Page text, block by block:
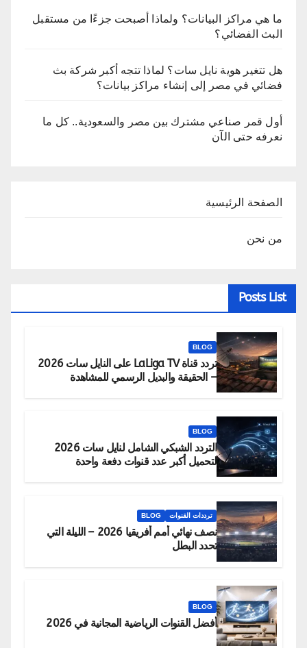
ما هي مراكز البيانات؟ ولماذا أصبحت جزءًا من مستقبل
البث الفضائي؟
هل تتغير هوية نايل سات؟ لماذا تتجه أكبر شركة بث
فضائي في مصر إلى إنشاء مراكز بيانات؟
أول قمر صناعي مشترك بين مصر والسعودية.. كل ما
نعرفه حتى الآن
الصفحة الرئيسية
من نحن
Posts List
BLOG
تردد قناة LaLiga TV على النايل سات 2026
– الحقيقة والبديل الرسمي للمشاهدة
BLOG
التردد الشبكي الشامل لنايل سات 2026
لتحميل أكبر عدد قنوات دفعة واحدة
ترددات القنوات BLOG
نصف نهائي أمم أفريقيا 2026 – الليلة التي
تحدد البطل
BLOG
أفضل القنوات الرياضية المجانية في 2026